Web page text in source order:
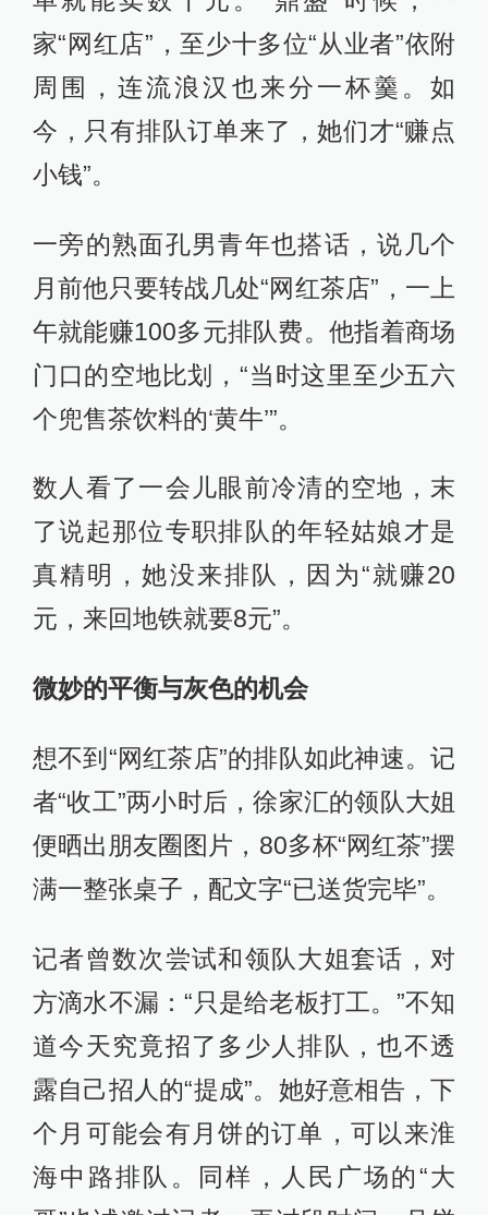
家“网红店”，至少十多位“从业者”依附
周围，连流浪汉也来分一杯羹。如
今，只有排队订单来了，她们才“赚点
小钱”。
一旁的熟面孔男青年也搭话，说几个
月前他只要转战几处“网红茶店”，一上
午就能赚100多元排队费。他指着商场
门口的空地比划，“当时这里至少五六
个兜售茶饮料的‘黄牛’”。
数人看了一会儿眼前冷清的空地，末
了说起那位专职排队的年轻姑娘才是
真精明，她没来排队，因为“就赚20
元，来回地铁就要8元”。
微妙的平衡与灰色的机会
想不到“网红茶店”的排队如此神速。记
者“收工”两小时后，徐家汇的领队大姐
便晒出朋友圈图片，80多杯“网红茶”摆
满一整张桌子，配文字“已送货完毕”。
记者曾数次尝试和领队大姐套话，对
方滴水不漏：“只是给老板打工。”不知
道今天究竟招了多少人排队，也不透
露自己招人的“提成”。她好意相告，下
个月可能会有月饼的订单，可以来淮
海中路排队。同样，人民广场的“大